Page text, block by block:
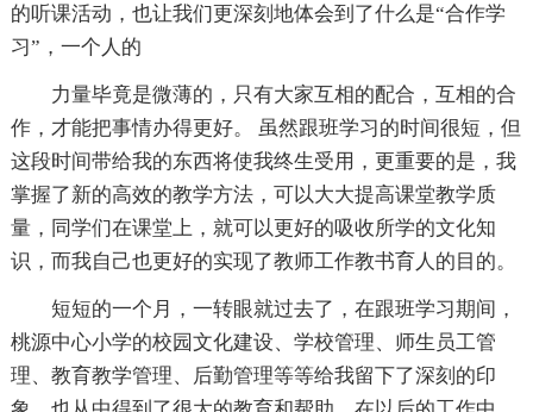
的听课活动，也让我们更深刻地体会到了什么是“合作学
习”，一个人的
力量毕竟是微薄的，只有大家互相的配合，互相的合
作，才能把事情办得更好。 虽然跟班学习的时间很短，但
这段时间带给我的东西将使我终生受用，更重要的是，我
掌握了新的高效的教学方法，可以大大提高课堂教学质
量，同学们在课堂上，就可以更好的吸收所学的文化知
识，而我自己也更好的实现了教师工作教书育人的目的。
短短的一个月，一转眼就过去了，在跟班学习期间，
桃源中心小学的校园文化建设、学校管理、师生员工管
理、教育教学管理、后勤管理等等给我留下了深刻的印